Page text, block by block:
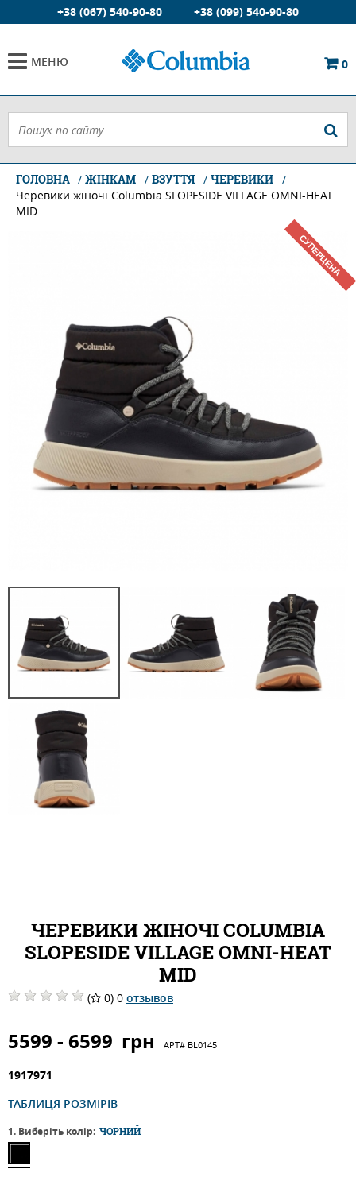
+38 (067) 540-90-80 +38 (099) 540-90-80
МЕНЮ 0
ГОЛОВНА ЖІНКАМ ВЗУТТЯ
ЧЕРЕВИКИ
Черевики жіночі Columbia SLOPESIDE VILLAGE OMNI-HEAT
MID
СУПЕРЦЕНА
ЧЕРЕВИКИ ЖІНОЧІ COLUMBIA
SLOPESIDE VILLAGE OMNI-HEAT
MID
( 0) 0 отзывов
5599 - 6599 грн АРТ# BL0145
1917971
ТАБЛИЦЯ РОЗМІРІВ
1. Виберіть колір: ЧОРНИЙ